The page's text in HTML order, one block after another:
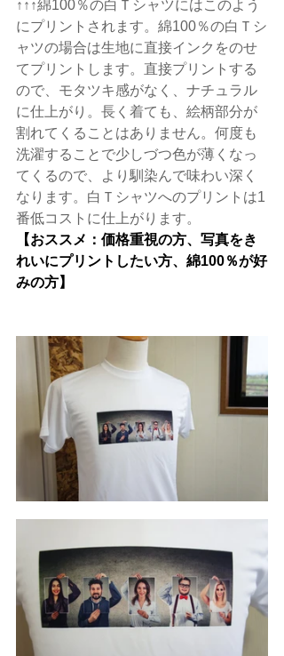
↑↑↑綿100％の白Ｔシャツにはこのよう
にプリントされます。綿100％の白Ｔシ
ャツの場合は生地に直接インクをのせ
てプリントします。直接プリントする
ので、モタツキ感がなく、ナチュラル
に仕上がり。長く着ても、絵柄部分が
割れてくることはありません。何度も
洗濯することで少しづつ色が薄くなっ
てくるので、より馴染んで味わい深く
なります。白Ｔシャツへのプリントは1
番低コストに仕上がります。
【おススメ：価格重視の方、写真をき
れいにプリントしたい方、綿100％が好
みの方】